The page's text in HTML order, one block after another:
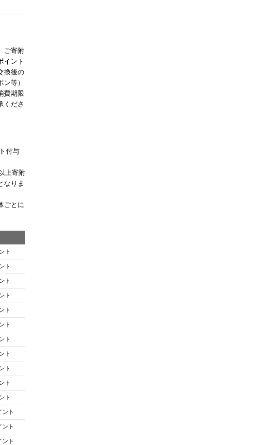
ご寄附
イント
換後の
等）
費期限
くださ
付与
上寄附
なりま
ごとに
ト
ト
ト
ト
ト
ト
ト
ト
ト
ト
ト
ント
ント
ント